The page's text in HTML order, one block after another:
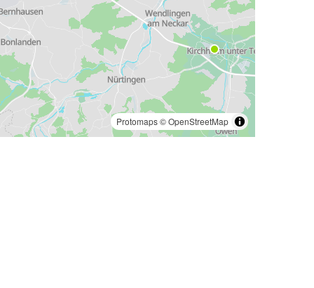
Protomaps©OpenStreetMap